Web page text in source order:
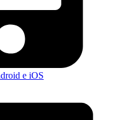
e iOS